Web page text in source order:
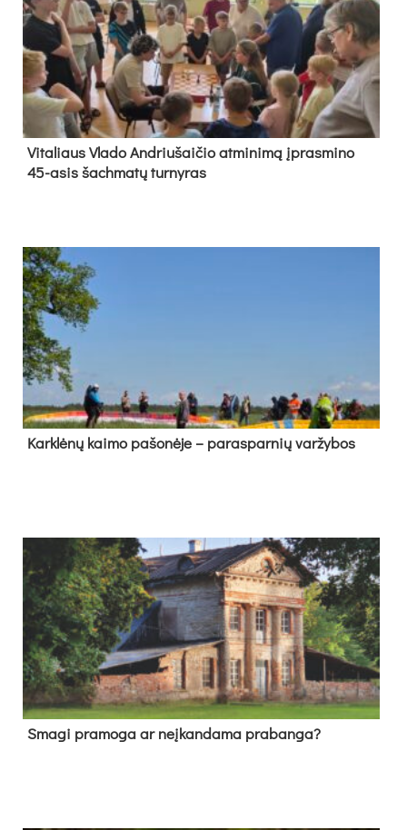
Vi­ta­liaus Vla­do And­riu­šai­čio at­mi­ni­mą įpras­mi­no
45-asis šach­ma­tų tur­ny­ras
Kark­lė­nų kai­mo pa­šo­nė­je – pa­ras­par­nių var­žy­bos
Sma­gi pra­mo­ga ar neį­kan­da­ma pra­ban­ga?